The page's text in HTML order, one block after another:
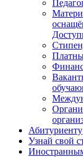
Абитуриенту
Узнай свой